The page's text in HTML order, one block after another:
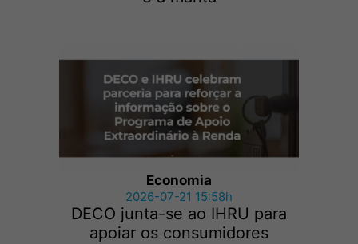
Economia
2026-07-21 15:58h
DECO junta-se ao IHRU para
apoiar os consumidores